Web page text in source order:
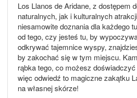
Los Llanos de Aridane, z dostępem
naturalnych, jak i kulturalnych
niesamowite doznania dla każdego
od tego, czy jesteś tu, by
odkrywać tajemnice wyspy,
by zakochać się w tym miejscu.
rąbka tego, co możesz doświadczyć
więc odwiedź to magiczne zakątku
na własnej skórze!